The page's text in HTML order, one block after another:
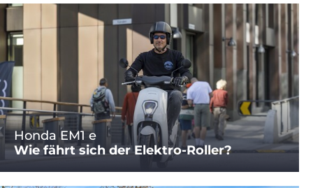
Honda EM1 e
Wie fährt sich der Elektro-Roller?